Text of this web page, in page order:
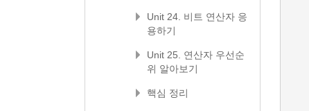
Unit 24. 비트 연산자 응
용하기
Unit 25. 연산자 우선순
위 알아보기
핵심 정리